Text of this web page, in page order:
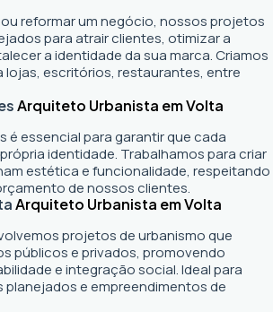
reformar um negócio, nossos projetos
para atrair clientes, otimizar a
a identidade da sua marca. Criamos
lojas, escritórios, restaurantes, entre
Arquiteto Urbanista em Volta
é essencial para garantir que cada
identidade. Trabalhamos para criar
estética e funcionalidade, respeitando
de nossos clientes.
Arquiteto Urbanista em Volta
projetos de urbanismo que
públicos e privados, promovendo
e integração social. Ideal para
e empreendimentos de